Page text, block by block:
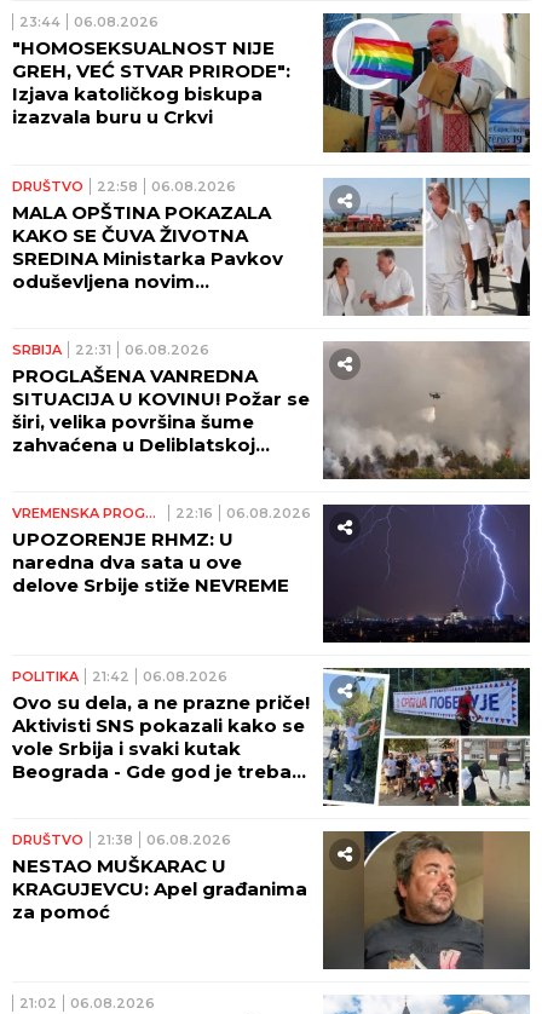
23:44 06.08.2026
"HOMOSEKSUALNOST NIJE
GREH, VEĆ STVAR PRIRODE":
Izjava katoličkog biskupa
izazvala buru u Crkvi
DRUŠTVO 22:58 06.08.2026
MALA OPŠTINA POKAZALA
KAKO SE ČUVA ŽIVOTNA
SREDINA Ministarka Pavkov
oduševljena novim
SRBIJA 22:31 06.08.2026
PROGLAŠENA VANREDNA
SITUACIJA U KOVINU! Požar se
širi, velika površina šume
zahvaćena u Deliblatskoj
VREMENSKA PROGNOZA 22:16 06.08.2026
UPOZORENJE RHMZ: U
naredna dva sata u ove
delove Srbije stiže NEVREME
POLITIKA 21:42 06.08.2026
Ovo su dela, a ne prazne priče!
Aktivisti SNS pokazali kako se
vole Srbija i svaki kutak
Beograda - Gde god je trebalo
DRUŠTVO 21:38 06.08.2026
NESTAO MUŠKARAC U
KRAGUJEVCU: Apel građanima
za pomoć
21:02 06.08.2026